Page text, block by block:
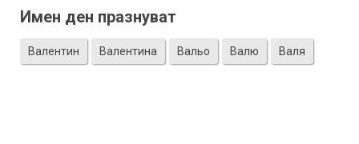
Имен ден празнуват
Валентин Валентина Вальо Валю Валя